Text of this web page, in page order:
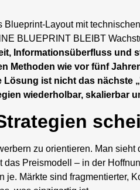
Informationsüberfluss und
Methoden wie vor fünf
ist nicht das nächste
wiederholbar, skalierbar
zu orientieren. Man sieht
Preismodell – in der
Märkte sind fragmentierter,